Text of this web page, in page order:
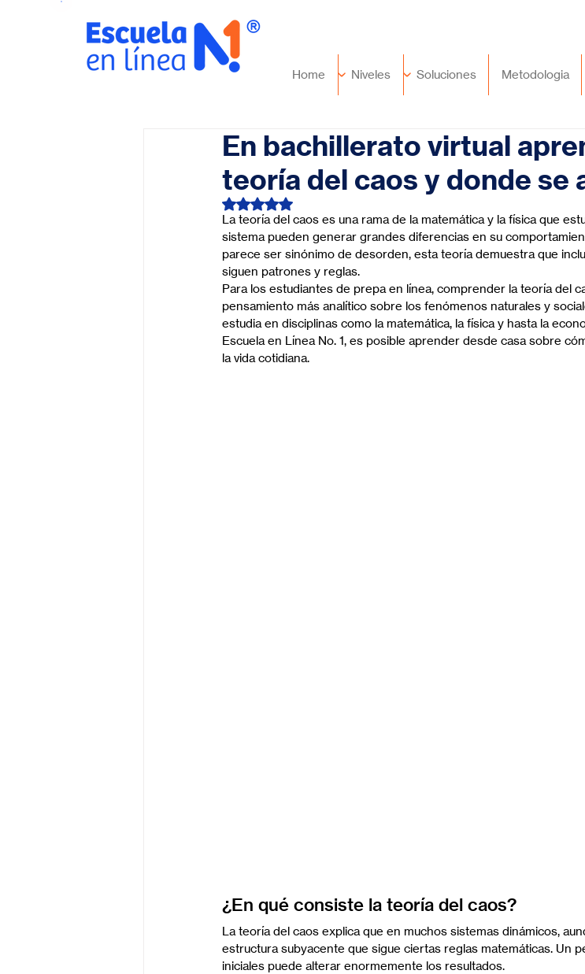
Home Niveles Soluciones Metodologia
En bachillerato virtual
teoría del caos y donde se
Obtuvo NaN de 5 estrellas.
La teoría del caos es una rama de la matemática y la física que
sistema pueden generar grandes diferencias en su
parece ser sinónimo de desorden, esta teoría demuestra que
siguen patrones y reglas.
Para los estudiantes de prepa en línea, comprender la teoría del
pensamiento más analítico sobre los fenómenos naturales y
estudia en disciplinas como la matemática, la física y hasta la
Escuela en Línea No. 1, es posible aprender desde casa sobre
la vida cotidiana.
¿En qué consiste la teoría del caos?
La teoría del caos explica que en muchos sistemas dinámicos,
estructura subyacente que sigue ciertas reglas matemáticas. Un
iniciales puede alterar enormemente los resultados.